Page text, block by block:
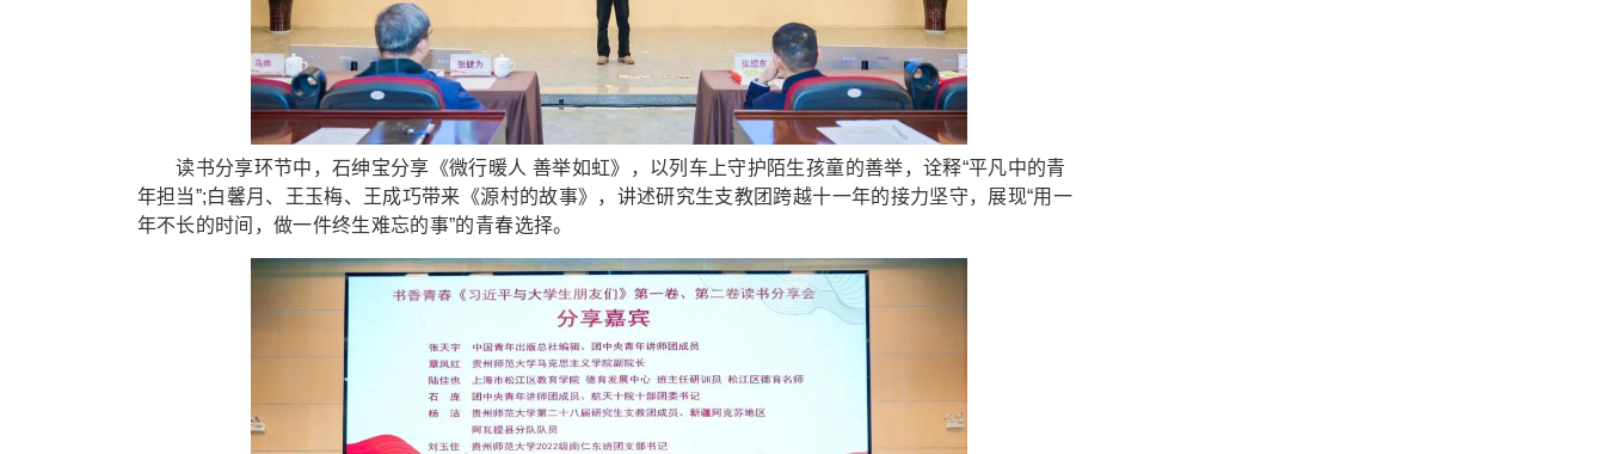
读书分享环节中，石绅宝分享《微行暖人 善举如虹》，以列车上守护陌生孩童的善举，诠释“平凡中的青
年担当”;白馨月、王玉梅、王成巧带来《源村的故事》，讲述研究生支教团跨越十一年的接力坚守，展现“用一
年不长的时间，做一件终生难忘的事”的青春选择。